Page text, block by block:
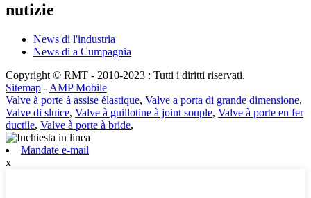
nutizie
News di l'industria
News di a Cumpagnia
Copyright © RMT - 2010-2023 : Tutti i diritti riservati.
Sitemap - AMP Mobile
Valve à porte à assise élastique, Valve a porta di grande dimensione,
Valve di sluice, Valve à guillotine à joint souple, Valve à porte en fer
ductile, Valve à porte à bride,
Mandate e-mail
x